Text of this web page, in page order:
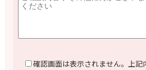
確認画面は表示されません。上記